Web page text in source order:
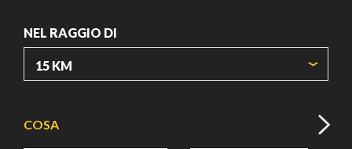
NEL RAGGIO DI
COSA